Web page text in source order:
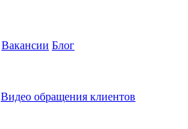
Вакансии Блог
Видео обращения клиентов